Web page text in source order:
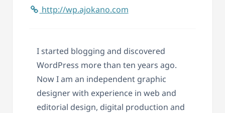
http://wp.ajokano.com
I started blogging and discovered
WordPress more than ten years ago.
Now I am an independent graphic
designer with experience in web and
editorial design, digital production and